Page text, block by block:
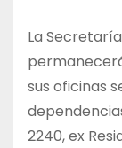
La
sus oficinas
2240, ex